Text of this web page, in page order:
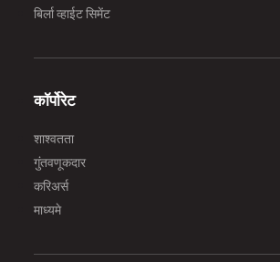
बिर्ला व्हाईट सिमेंट
कॉर्पोरेट
शाश्वतता
गुंतवणूकदार
करिअर्स
माध्यमे